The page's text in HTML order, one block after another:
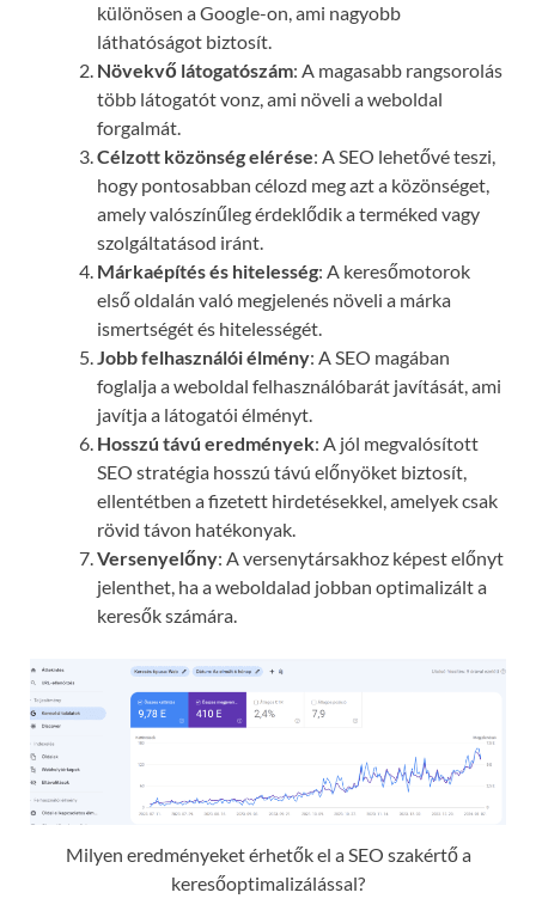
különösen a Google-on, ami nagyobb
láthatóságot biztosít.
Növekvő látogatószám: A magasabb rangsorolás
több látogatót vonz, ami növeli a weboldal
forgalmát.
Célzott közönség elérése: A SEO lehetővé teszi,
hogy pontosabban célozd meg azt a közönséget,
amely valószínűleg érdeklődik a terméked vagy
szolgáltatásod iránt.
Márkaépítés és hitelesség: A keresőmotorok
első oldalán való megjelenés növeli a márka
ismertségét és hitelességét.
Jobb felhasználói élmény: A SEO magában
foglalja a weboldal felhasználóbarát javítását, ami
javítja a látogatói élményt.
Hosszú távú eredmények: A jól megvalósított
SEO stratégia hosszú távú előnyöket biztosít,
ellentétben a fizetett hirdetésekkel, amelyek csak
rövid távon hatékonyak.
Versenyelőny: A versenytársakhoz képest előnyt
jelenthet, ha a weboldalad jobban optimalizált a
keresők számára.
Milyen eredményeket érhetők el a SEO szakértő a
keresőoptimalizálással?